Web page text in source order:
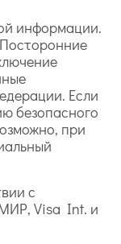
информации.
Если
безопасного
при
с
Visa Int. и